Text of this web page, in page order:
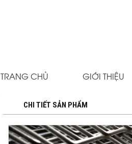
TRANG CHỦ GIỚI THIỆU
CHI TIẾT SẢN PHẨM